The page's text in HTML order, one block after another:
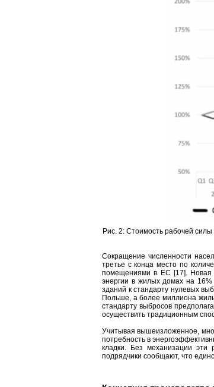
Рис. 2: Стоимость рабочей
Сокращение численности
третье с конца место по
помещениями в ЕС [17]. Новая
энергии в жилых домах на 16%
зданий к стандарту нулевых
Польше, а более миллиона
стандарту выбросов
осуществить традиционным
Учитывая вышеизложенное,
потребность в
кладки. Без механизации эти
подрядчики сообщают, что